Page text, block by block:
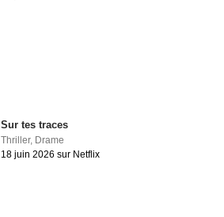
Sur tes traces
Thriller, Drame
18 juin 2026 sur Netflix